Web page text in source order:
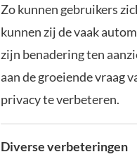
Zo kunnen gebruikers
kunnen zij de vaak
zijn benadering ten
aan de groeiende vraag
privacy te verbeteren.
Diverse verbeteringen